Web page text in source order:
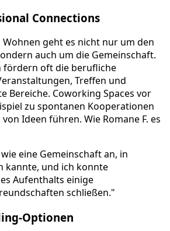
Connections
Wohnen geht es nicht nur um den
auch um die Gemeinschaft.
fördern oft die berufliche
Treffen und
Bereiche. Coworking Spaces vor
zu spontanen Kooperationen
Ideen führen. Wie Romane F. es
eine Gemeinschaft an, in
kannte, und ich konnte
Aufenthalts einige
schließen."
Optionen